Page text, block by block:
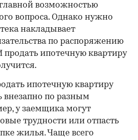
возможностью
вопроса. Однако нужно
накладывает
по распоряжению
ипотечную квартиру
ипотечную квартиру
внезапно по разным
у заемщика могут
трудности или отпасть
жилья. Чаще всего